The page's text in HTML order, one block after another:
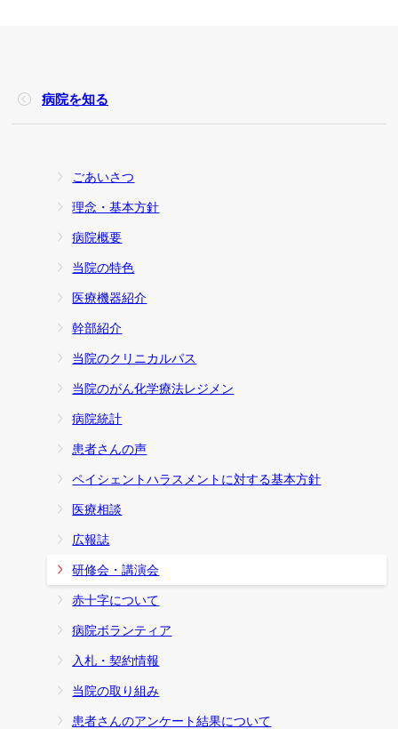
病院を知る
ごあいさつ
理念・基本方針
病院概要
当院の特色
医療機器紹介
幹部紹介
当院のクリニカルパス
当院のがん化学療法レジメン
病院統計
患者さんの声
ペイシェントハラスメントに対する基本方針
医療相談
広報誌
研修会・講演会
赤十字について
病院ボランティア
入札・契約情報
当院の取り組み
患者さんのアンケート結果について